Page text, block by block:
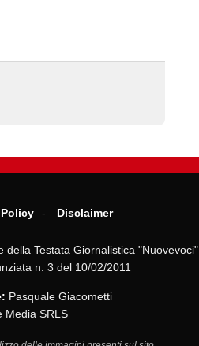
Disclaimer
della Testata Giornalistica "Nuovevoci"
n. 3 del 10/02/2011
Pasquale Giacometti
Media SRLS